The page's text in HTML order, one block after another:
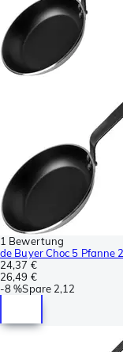
1 Bewertung
de Buyer Choc 5 Pfanne
24,37 €
26,49 €
-8 %Spare 2,12